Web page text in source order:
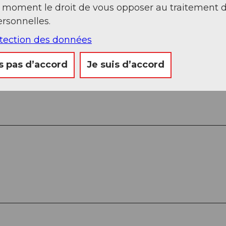
- Brunni - Nider Lammerbach -
- Brügg - Schattdorf - Altdorf
le droit de vous opposer au traitement
des données
pas d’accord Je suis d’accord